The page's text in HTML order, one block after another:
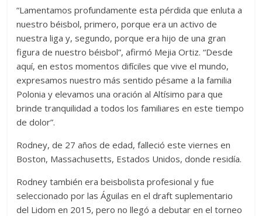
“Lamentamos profundamente esta pérdida que enluta a
nuestro béisbol, primero, porque era un activo de
nuestra liga y, segundo, porque era hijo de una gran
figura de nuestro béisbol”, afirmó Mejia Ortiz. “Desde
aquí, en estos momentos difíciles que vive el mundo,
expresamos nuestro más sentido pésame a la familia
Polonia y elevamos una oración al Altísimo para que
brinde tranquilidad a todos los familiares en este tiempo
de dolor”.
Rodney, de 27 años de edad, falleció este viernes en
Boston, Massachusetts, Estados Unidos, donde residía.
Rodney también era beisbolista profesional y fue
seleccionado por las Águilas en el draft suplementario
del Lidom en 2015, pero no llegó a debutar en el torneo